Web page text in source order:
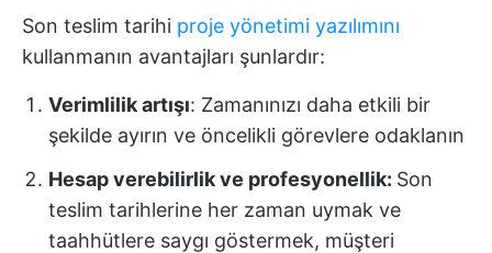
Son teslim tarihi proje yönetimi yazılımını
kullanmanın avantajları şunlardır:
Verimlilik artışı: Zamanınızı daha etkili bir
şekilde ayırın ve öncelikli görevlere odaklanın
Hesap verebilirlik ve profesyonellik: Son
teslim tarihlerine her zaman uymak ve
taahhütlere saygı göstermek, müşteri